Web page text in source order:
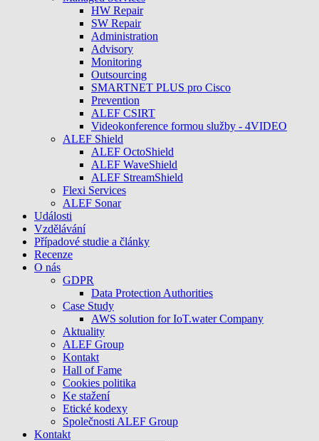
HW Repair
SW Repair
Administration
Advisory
Monitoring
Outsourcing
SMARTNET PLUS pro Cisco
Prevention
ALEF CSIRT
Videokonference formou služby - 4VIDEO
ALEF Shield
ALEF OctoShield
ALEF WaveShield
ALEF StreamShield
Flexi Services
ALEF Sonar
Události
Vzdělávání
Případové studie a články
Recenze
O nás
GDPR
Data Protection Authorities
Case Study
AWS solution for IoT.water Company
Aktuality
ALEF Group
Kontakt
Hall of Fame
Cookies politika
Ke stažení
Etické kodexy
Společnosti ALEF Group
Kontakt